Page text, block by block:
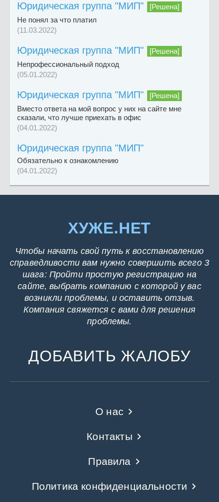
Юридическая группа "МИП"
[Решена]
Не понял за что платил
(11.03.2022)
Юридическая группа "МИП"
[Решена]
Непрофессиональный подход
(05.01.2022)
Юридическая группа "МИП"
[Решена]
Вместо ответа на мой вопрос у них на сайте мне
сказали, что лучше приехать в офис
(04.01.2022)
Юридическая группа "МИП"
Обязательно к ознакомлению
(04.01.2022)
ХУЖЕ.НЕТ
Чтобы начать свой путь к восстановлению
справедливости вам нужно совершить всего 3
шага: Пройти простую регистрацию на
сайте, выбрать компанию с которой у вас
возникли проблемы, и оставить отзыв.
Компания свяжется с вами для решения
проблемы.
ДОБАВИТЬ ЖАЛОБУ
О нас
Контакты
Правила
Политика конфиденциальности